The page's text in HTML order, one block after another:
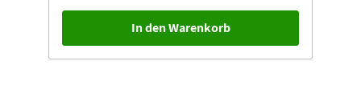
In den Warenkorb